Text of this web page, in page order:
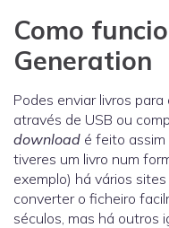
Como
Generation
Podes enviar livros para
através de USB ou
download é feito
tiveres um livro num
exemplo) há vários
converter o ficheiro
séculos, mas há outros